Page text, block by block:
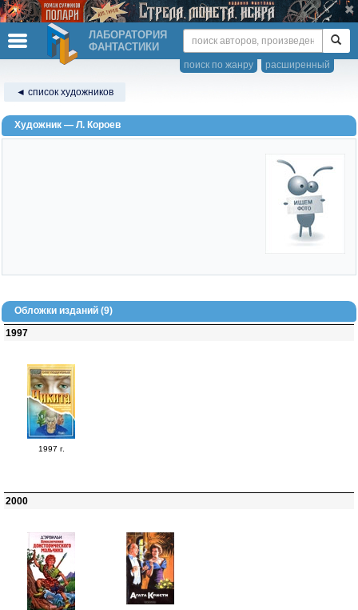
ЛАБОРАТОРИЯ
ФАНТАСТИКИ
расширенный
поиск по жанру
◄ список художников
Художник — Л. Короев
Обложки изданий (9)
1997
1997 г.
2000